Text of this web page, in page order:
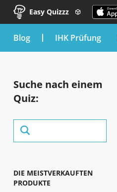
Easy Quizzz
blog IHK Prüfung
Suche nach einem
Quiz:
DIE MEISTVERKAUFTEN
PRODUKTE